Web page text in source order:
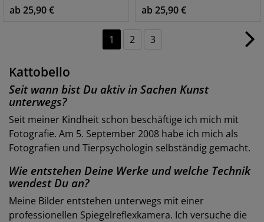
ab 25,90 €
ab 25,90 €
1 2 3
Kattobello
Seit wann bist Du aktiv in Sachen Kunst
unterwegs?
Seit meiner Kindheit schon beschäftige ich mich mit
Fotografie. Am 5. September 2008 habe ich mich als
Fotografien und Tierpsychologin selbständig gemacht.
Wie entstehen Deine Werke und welche Technik
wendest Du an?
Meine Bilder entstehen unterwegs mit einer
professionellen Spiegelreflexkamera. Ich versuche die